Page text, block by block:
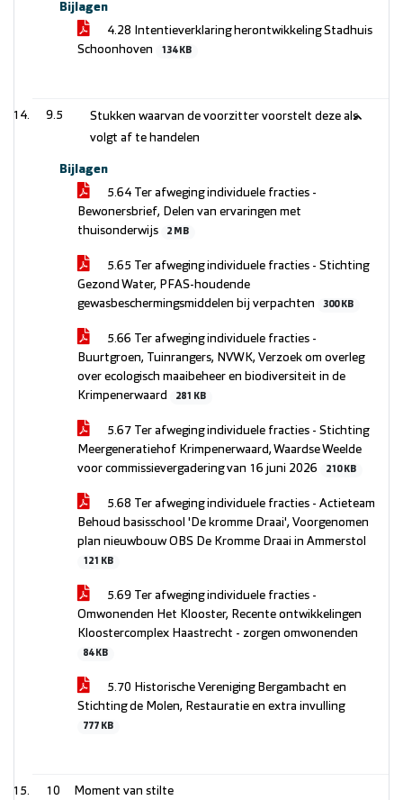
Bijlagen
4.28 Intentieverklaring herontwikkeling Stadhuis
Schoonhoven
134 KB
9.5
Stukken waarvan de voorzitter voorstelt deze als
volgt af te handelen
Bijlagen
5.64 Ter afweging individuele fracties -
Bewonersbrief, Delen van ervaringen met
thuisonderwijs
2 MB
5.65 Ter afweging individuele fracties - Stichting
Gezond Water, PFAS-houdende
gewasbeschermingsmiddelen bij verpachten
300 KB
5.66 Ter afweging individuele fracties -
Buurtgroen, Tuinrangers, NVWK, Verzoek om overleg
over ecologisch maaibeheer en biodiversiteit in de
Krimpenerwaard
281 KB
5.67 Ter afweging individuele fracties - Stichting
Meergeneratiehof Krimpenerwaard, Waardse Weelde
voor commissievergadering van 16 juni 2026
210 KB
5.68 Ter afweging individuele fracties - Actieteam
Behoud basisschool 'De kromme Draai', Voorgenomen
plan nieuwbouw OBS De Kromme Draai in Ammerstol
121 KB
5.69 Ter afweging individuele fracties -
Omwonenden Het Klooster, Recente ontwikkelingen
Kloostercomplex Haastrecht - zorgen omwonenden
84 KB
5.70 Historische Vereniging Bergambacht en
Stichting de Molen, Restauratie en extra invulling
777 KB
10 Moment van stilte